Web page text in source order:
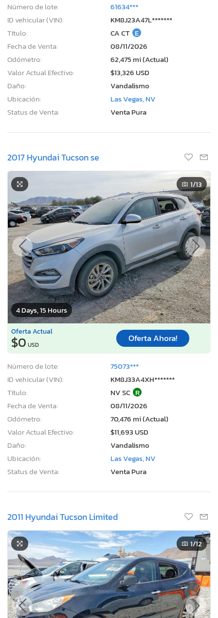
Número de lote:
61634***
ID vehicular (VIN):
KM8J23A47L*******
Título:
CA CT E
Fecha de Venta:
08/11/2026
Odómetro:
62,475 mi (Actual)
Valor Actual Efectivo:
$13,326 USD
Daño:
Vandalismo
Ubicación:
Las Vegas, NV
Status de Venta:
Venta Pura
2017 Hyundai Tucson se
4 Days, 15 Hours
1/13
Oferta Actual
$0 USD
Oferta Ahora!
Número de lote:
75073***
ID vehicular (VIN):
KM8J33A4XH*******
Título:
NV SC R
Fecha de Venta:
08/11/2026
Odómetro:
70,476 mi (Actual)
Valor Actual Efectivo:
$11,693 USD
Daño:
Vandalismo
Ubicación:
Las Vegas, NV
Status de Venta:
Venta Pura
2011 Hyundai Tucson Limited
1/12